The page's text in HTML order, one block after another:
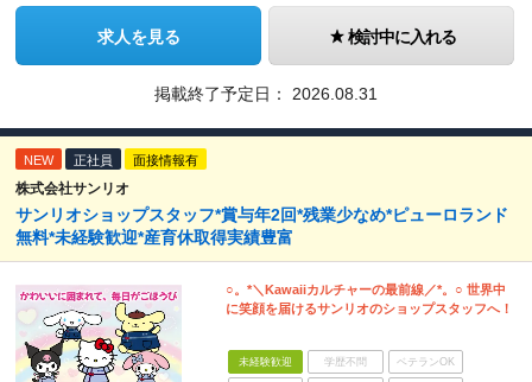
求人を見る 検討中に入れる
掲載終了予定日： 2026.08.31
NEW 正社員 面接情報有
株式会社サンリオ
サンリオショップスタッフ*賞与年2回*残業少なめ*ピューロランド
無料*未経験歓迎*産育休取得実績豊富
○。*＼Kawaiiカルチャーの最前線／*。○ 世界中
に笑顔を届けるサンリオのショップスタッフへ！
未経験歓迎 学歴不問 ベテランOK